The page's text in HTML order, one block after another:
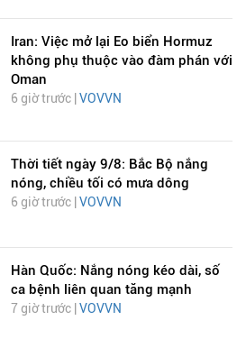
Iran: Việc mở lại Eo biển Hormuz
không phụ thuộc vào đàm phán với
Oman
6 giờ trước | VOVVN
Thời tiết ngày 9/8: Bắc Bộ nắng
nóng, chiều tối có mưa dông
6 giờ trước | VOVVN
Hàn Quốc: Nắng nóng kéo dài, số
ca bệnh liên quan tăng mạnh
7 giờ trước | VOVVN